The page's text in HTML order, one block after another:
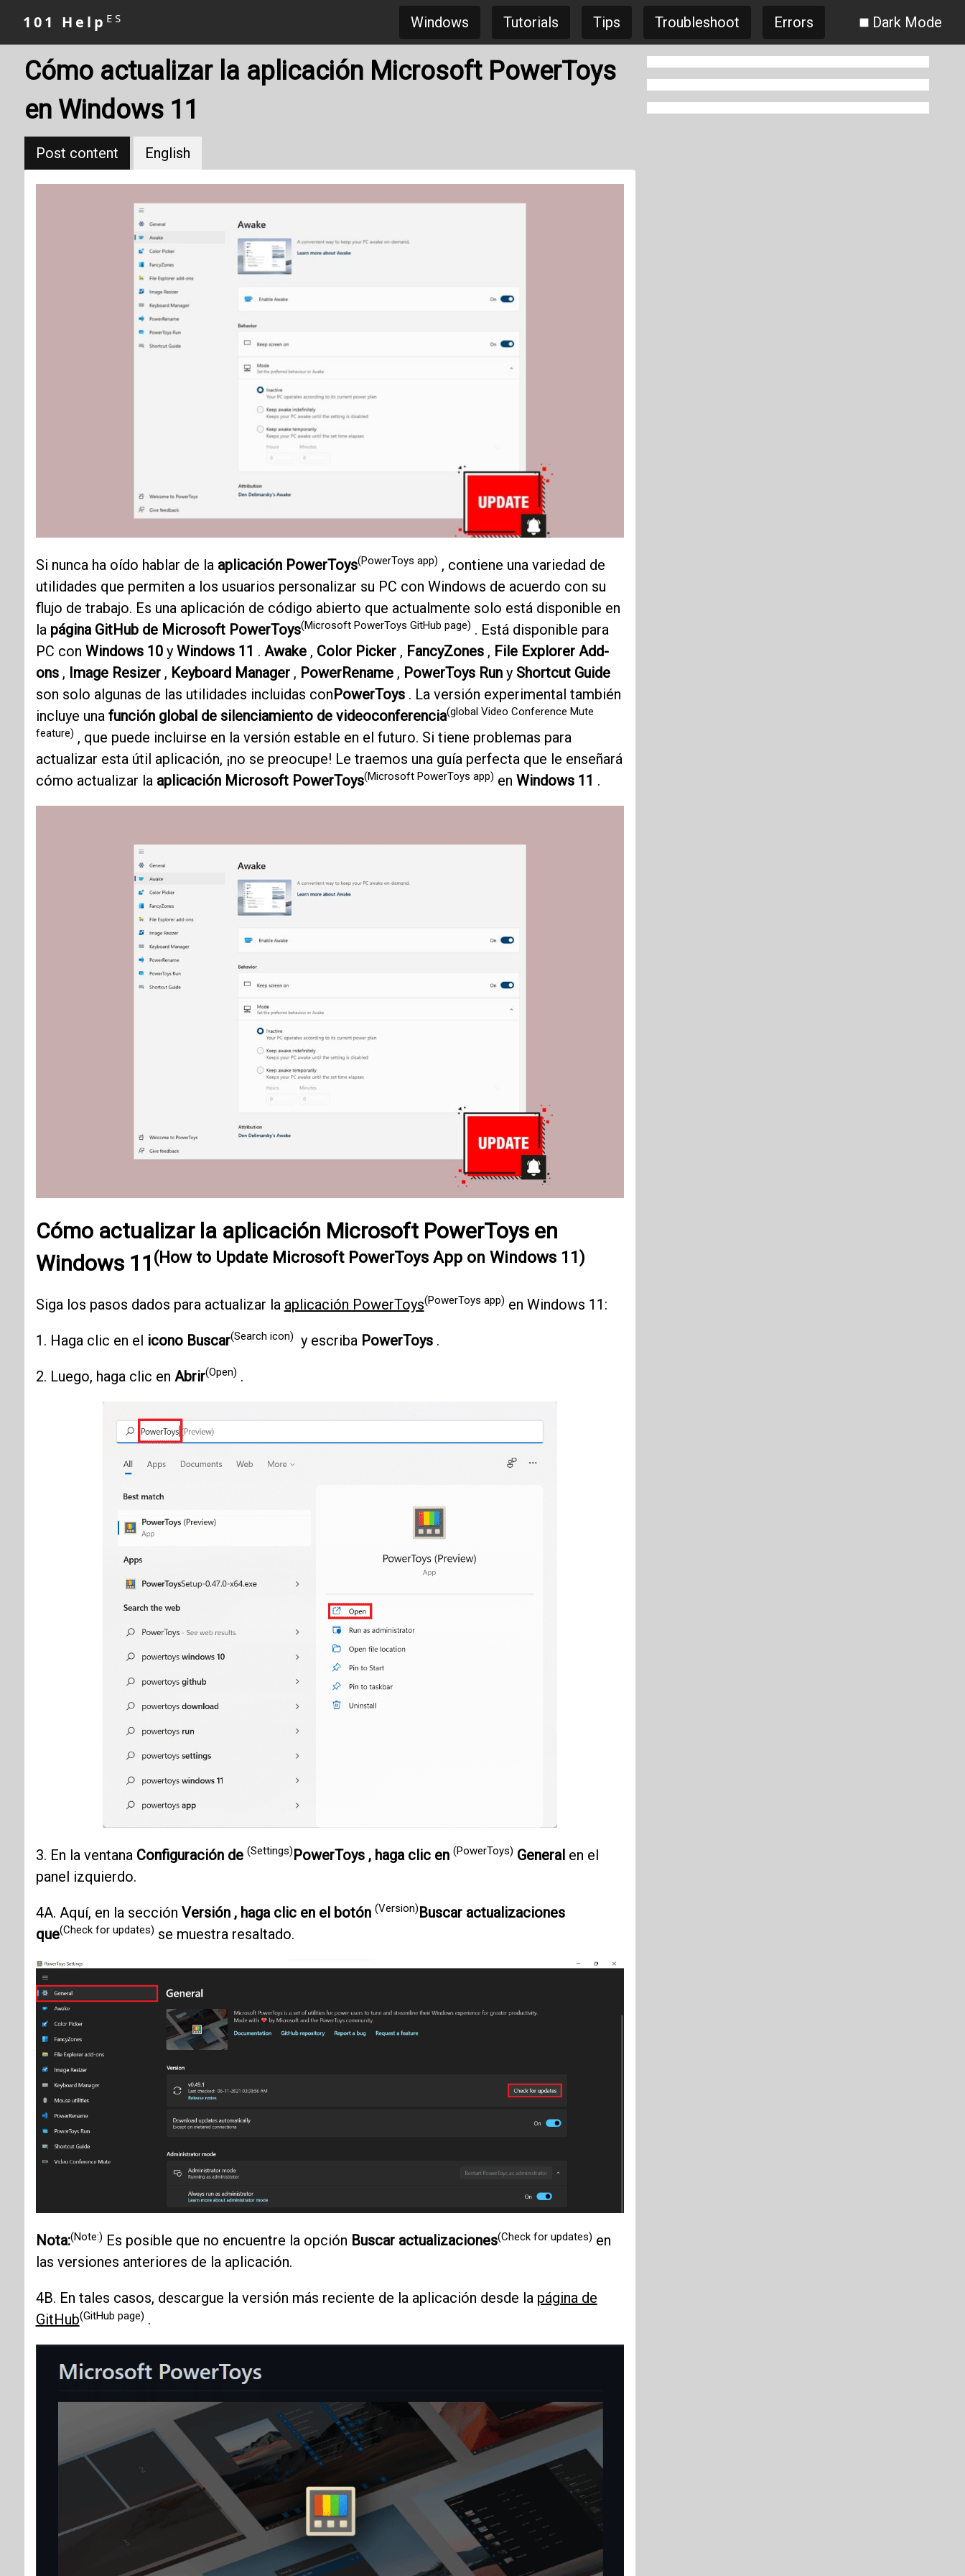
101 Help ES Windows Tutorials Tips Troubleshoot Errors Dark Mode
Cómo actualizar la aplicación Microsoft PowerToys
en Windows 11
Post content English
Si nunca ha oído hablar de la aplicación PowerToys(PowerToys app) , contiene una variedad de
utilidades que permiten a los usuarios personalizar su PC con Windows de acuerdo con su
flujo de trabajo. Es una aplicación de código abierto que actualmente solo está disponible en
la página GitHub de Microsoft PowerToys(Microsoft PowerToys GitHub page) . Está disponible para
PC con Windows 10y Windows 11 . Awake, Color Picker, FancyZones, File Explorer Add-
ons, Image Resizer, Keyboard Manager, PowerRename, PowerToys Runy ​​Shortcut Guide
son solo algunas de las utilidades incluidas conPowerToys. La versión experimental también
incluye una función global de silenciamiento de videoconferencia(global Video Conference Mute
feature) , que puede incluirse en la versión estable en el futuro. Si tiene problemas para
actualizar esta útil aplicación, ¡no se preocupe! Le traemos una guía perfecta que le enseñará
cómo actualizar la aplicación Microsoft PowerToys(Microsoft PowerToys app) en Windows 11 .
Cómo actualizar la aplicación Microsoft PowerToys en
Windows 11 (How to Update Microsoft PowerToys App on Windows 11)
Siga los pasos dados para actualizar la aplicación PowerToys(PowerToys app) en Windows 11:
1. Haga clic en el icono Buscar(Search icon) y escriba PowerToys.
2. Luego, haga clic en Abrir(Open) .
3. En la ventana Configuración de (Settings)PowerToys , haga clic en (PowerToys) Generalen el
panel izquierdo.
4A. Aquí, en la sección Versión , haga clic en el botón (Version)Buscar actualizaciones
que(Check for updates) se muestra resaltado.
Nota:(Note:) Es posible que no encuentre la opción Buscar actualizaciones(Check for updates) en
las versiones anteriores de la aplicación.
4B. En tales casos, descargue la versión más reciente de la aplicación desde la página de
GitHub(GitHub page) .